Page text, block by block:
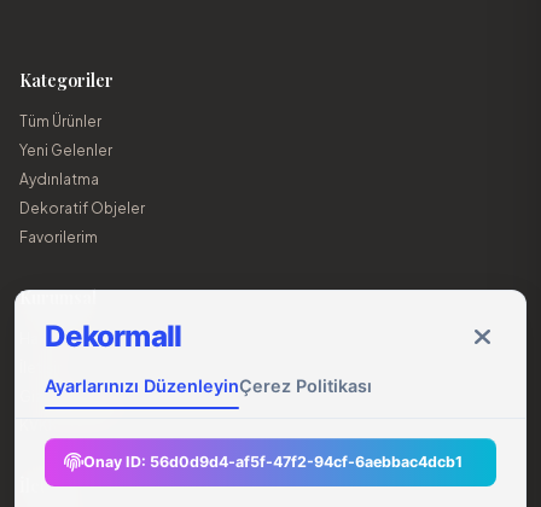
Kategoriler
Tüm Ürünler
Yeni Gelenler
Aydınlatma
Dekoratif Objeler
Favorilerim
Kurumsal
Hakkımızda
Gizlilik Sözleşmesi
İletişim
Dekormall
Ayarlarınızı DüzenleyinÇerez Politikası
Onay ID: 56d0d9d4-af5f-47f2-94cf-6aebbac4dcb1